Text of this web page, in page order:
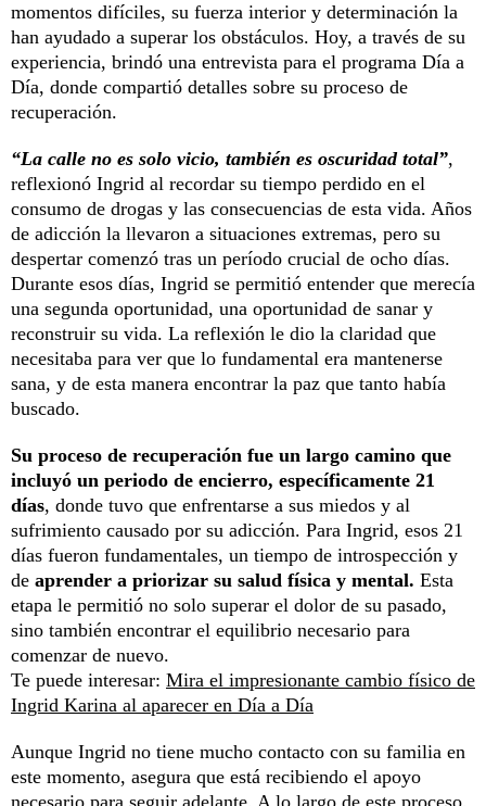
momentos difíciles, su fuerza interior y determinación la
han ayudado a superar los obstáculos. Hoy, a través de su
experiencia, brindó una entrevista para el programa Día a
Día, donde compartió detalles sobre su proceso de
recuperación.
“La calle no es solo vicio, también es oscuridad total”,
reflexionó Ingrid al recordar su tiempo perdido en el
consumo de drogas y las consecuencias de esta vida. Años
de adicción la llevaron a situaciones extremas, pero su
despertar comenzó tras un período crucial de ocho días.
Durante esos días, Ingrid se permitió entender que merecía
una segunda oportunidad, una oportunidad de sanar y
reconstruir su vida. La reflexión le dio la claridad que
necesitaba para ver que lo fundamental era mantenerse
sana, y de esta manera encontrar la paz que tanto había
buscado.
Su proceso de recuperación fue un largo camino que
incluyó un periodo de encierro, específicamente 21
días, donde tuvo que enfrentarse a sus miedos y al
sufrimiento causado por su adicción. Para Ingrid, esos 21
días fueron fundamentales, un tiempo de introspección y
de aprender a priorizar su salud física y mental. Esta
etapa le permitió no solo superar el dolor de su pasado,
sino también encontrar el equilibrio necesario para
comenzar de nuevo.
Te puede interesar: Mira el impresionante cambio físico de
Ingrid Karina al aparecer en Día a Día
Aunque Ingrid no tiene mucho contacto con su familia en
este momento, asegura que está recibiendo el apoyo